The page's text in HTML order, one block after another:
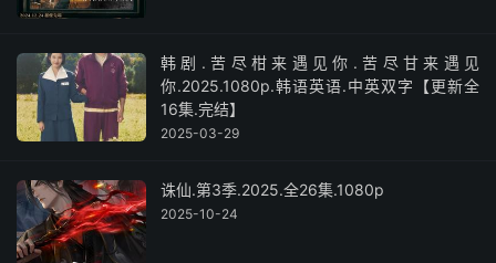
韩剧.苦尽柑来遇见你.苦尽甘来遇见
你.2025.1080p.韩语英语.中英双字【更新全
16集.完结】
2025-03-29
诛仙.第3季.2025.全26集.1080p
2025-10-24